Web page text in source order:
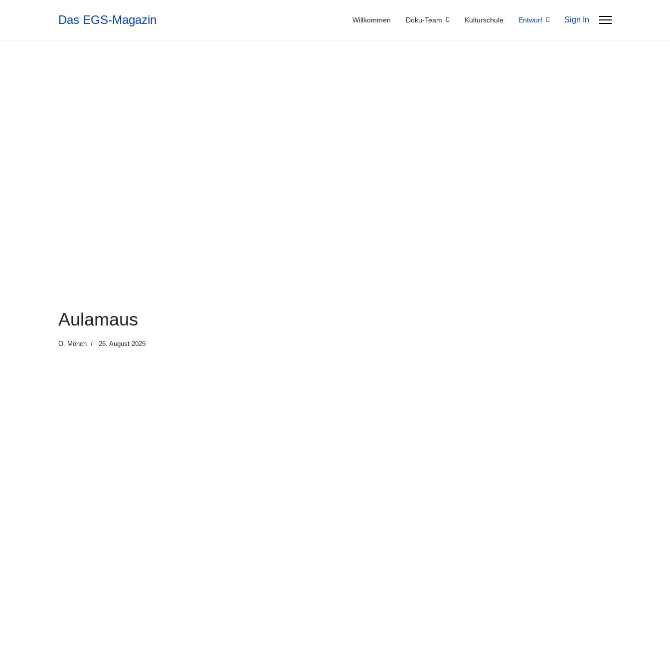
Das EGS-Magazin Willkommen Doku-Team Kulturschule Entwurf Sign In
Aulamaus
O. Mönch 26. August 2025